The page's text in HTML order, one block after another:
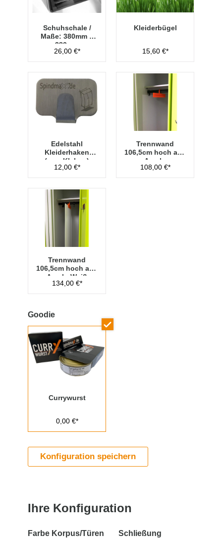
Schuhschale /
Maße: 380mm x
280mm
26,00 €*
Kleiderbügel
15,60 €*
Edelstahl
Kleiderhaken
(zum Kleben)
12,00 €*
Trennwand
106,5cm hoch aus
Acryl -
Transparent
108,00 €*
Trennwand
106,5cm hoch aus
Acryl - Weiß
134,00 €*
Goodie
Currywurst
0,00 €*
Konfiguration speichern
Ihre Konfiguration
Farbe Korpus/Türen Schließung